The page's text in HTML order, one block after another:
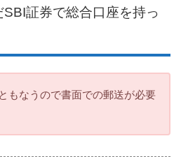
証券で総合口座を持っ
もなうので書面での郵送が必要